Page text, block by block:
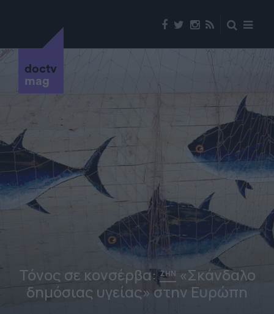
doctv
mag
Τόνος σε κονσέρβα:ΖΗΝ «Σκάνδαλο
δημόσιας υγείας» στην Ευρώπη